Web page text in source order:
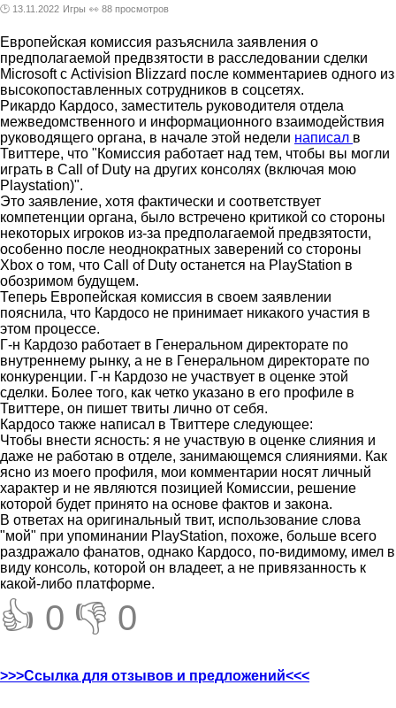
🕑 13.11.2022 Игры 👀 88 просмотров
Европейская комиссия разъяснила заявления о
предполагаемой предвзятости в расследовании сделки
Microsoft с Activision Blizzard после комментариев одного из
высокопоставленных сотрудников в соцсетях.
Рикардо Кардосо, заместитель руководителя отдела
межведомственного и информационного взаимодействия
руководящего органа, в начале этой недели написал в
Твиттере, что "Комиссия работает над тем, чтобы вы могли
играть в Call of Duty на других консолях (включая мою
Playstation)".
Это заявление, хотя фактически и соответствует
компетенции органа, было встречено критикой со стороны
некоторых игроков из-за предполагаемой предвзятости,
особенно после неоднократных заверений со стороны
Xbox о том, что Call of Duty останется на PlayStation в
обозримом будущем.
Теперь Европейская комиссия в своем заявлении
пояснила, что Кардосо не принимает никакого участия в
этом процессе.
Г-н Кардозо работает в Генеральном директорате по
внутреннему рынку, а не в Генеральном директорате по
конкуренции. Г-н Кардозо не участвует в оценке этой
сделки. Более того, как четко указано в его профиле в
Твиттере, он пишет твиты лично от себя.
Кардосо также написал в Твиттере следующее:
Чтобы внести ясность: я не участвую в оценке слияния и
даже не работаю в отделе, занимающемся слияниями. Как
ясно из моего профиля, мои комментарии носят личный
характер и не являются позицией Комиссии, решение
которой будет принято на основе фактов и закона.
В ответах на оригинальный твит, использование слова
"мой" при упоминании PlayStation, похоже, больше всего
раздражало фанатов, однако Кардосо, по-видимому, имел в
виду консоль, которой он владеет, а не привязанность к
какой-либо платформе.
👍 0 👎 0
>>>Ссылка для отзывов и предложений<<<